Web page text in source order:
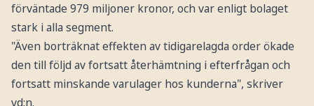
förväntade 979 miljoner kronor, och var enligt bolaget
stark i alla segment.
"Även borträknat effekten av tidigarelagda order ökade
den till följd av fortsatt återhämtning i efterfrågan och
fortsatt minskande varulager hos kunderna", skriver
vd:n.